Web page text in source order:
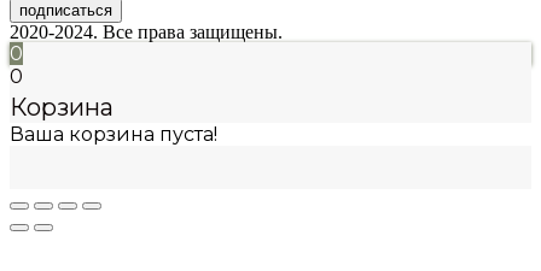
подписаться
2020-2024. Все права защищены.
0
0
Корзина
Ваша корзина пуста!